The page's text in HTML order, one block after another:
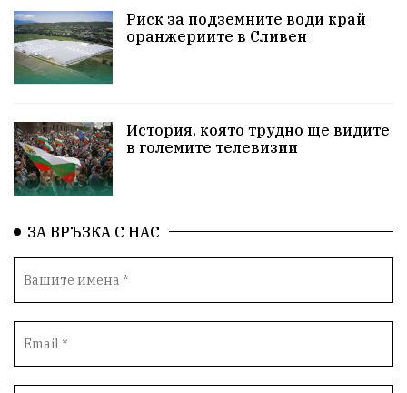
НародноСъбрание Варна Родителство
Сигурност
ПътнаБезопасност Великобритания
ОколнаСреда
ИсторическиПарк Деца Археология
Безводие ВоенноВреме Космос
ВоднаКриза
Катастрофа демокрация БъдещевБългария
Риск за подземните води край
оранжериите в Сливен
История, която трудно ще видите
в големите телевизии
ЗА ВРЪЗКА С НАС